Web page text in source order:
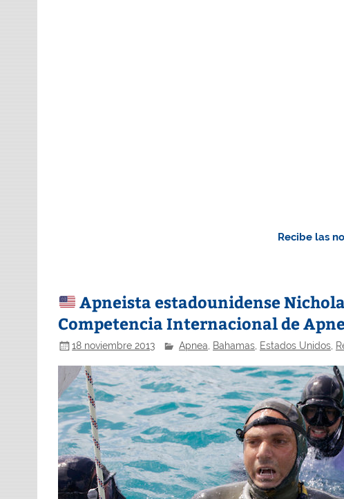
Recibe las
Apneista estadounidense
Competencia Internacional de
18 noviembre 2013 Apnea Bahamas, Estados Unidos,